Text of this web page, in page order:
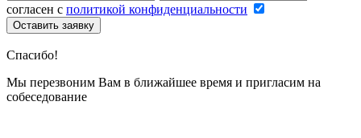
согласен с политикой конфиденциальности
Оставить заявку
Спасибо!
Мы перезвоним Вам в ближайшее время и пригласим на
собеседование